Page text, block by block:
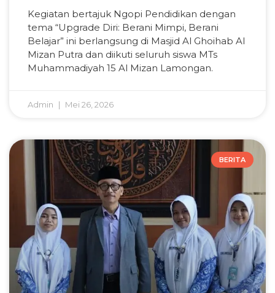
Kegiatan bertajuk Ngopi Pendidikan dengan
tema “Upgrade Diri: Berani Mimpi, Berani
Belajar” ini berlangsung di Masjid Al Ghoihab Al
Mizan Putra dan diikuti seluruh siswa MTs
Muhammadiyah 15 Al Mizan Lamongan.
Admin Mei 26, 2026
BERITA